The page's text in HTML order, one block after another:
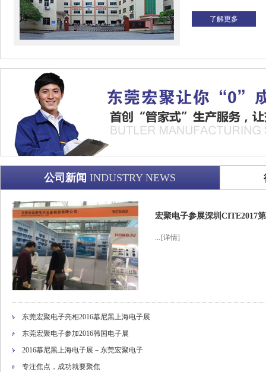
了解更多
公司新闻 INDUSTRY NEWS
宏聚电子参展深圳CITE2017
... [详情]
东莞宏聚电子亮相2016慕尼黑上海电子展
东莞宏聚电子参加2016韩国电子展
2016慕尼黑上海电子展－东莞宏聚电子
专注焦点，成功就要聚焦